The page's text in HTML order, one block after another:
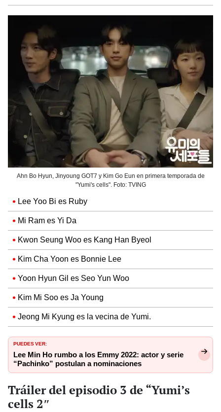
Ahn Bo Hyun, Jinyoung GOT7 y Kim Go Eun en primera temporada de
"Yumi's cells". Foto: TVING
Lee Yoo Bi es Ruby
Mi Ram es Yi Da
Kwon Seung Woo es Kang Han Byeol
Kim Cha Yoon es Bonnie Lee
Yoon Hyun Gil es Seo Yun Woo
Kim Mi Soo es Ja Young
Jeong Mi Kyung es la vecina de Yumi.
PUEDES VER:
Lee Min Ho rumbo a los Emmy 2022: actor y serie
“Pachinko” postulan a nominaciones
Tráiler del episodio 3 de “Yumi’s
cells 2″